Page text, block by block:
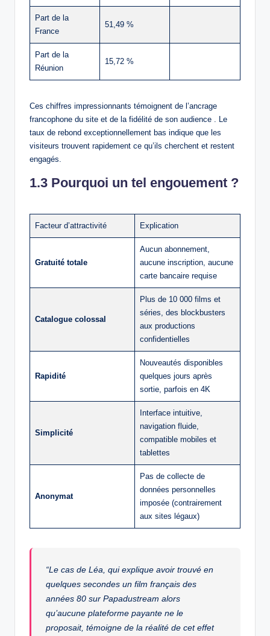
Part de la
France
51,49 %
Part de la
Réunion
15,72 %
Ces chiffres impressionnants témoignent de l’ancrage
francophone du site et de la fidélité de son audience . Le
taux de rebond exceptionnellement bas indique que les
visiteurs trouvent rapidement ce qu’ils cherchent et restent
engagés.
1.3 Pourquoi un tel engouement ?
Facteur d’attractivité Explication
Gratuité totale
Aucun abonnement,
aucune inscription, aucune
carte bancaire requise
Catalogue colossal
Plus de 10 000 films et
séries, des blockbusters
aux productions
confidentielles
Rapidité
Nouveautés disponibles
quelques jours après
sortie, parfois en 4K
Simplicité
Interface intuitive,
navigation fluide,
compatible mobiles et
tablettes
Anonymat
Pas de collecte de
données personnelles
imposée (contrairement
aux sites légaux)
“Le cas de Léa, qui explique avoir trouvé en
quelques secondes un film français des
années 80 sur Papadustream alors
qu’aucune plateforme payante ne le
proposait, témoigne de la réalité de cet effet